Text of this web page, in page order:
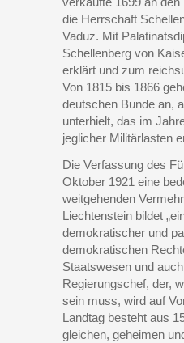
die Herrschaft
Vaduz. Mit
Schellenberg von
erklärt und zum
Von 1815 bis 1866
deutschen Bunde an,
unterhielt, das im
jeglicher Militärlasten
Die Verfassung des
Oktober 1921 eine
weitgehenden
Liechtenstein bildet
demokratischer und
demokratischen
Staatswesen und
Regierungschef, der,
sein muss, wird auf
Landtag besteht aus
gleichen, geheimen